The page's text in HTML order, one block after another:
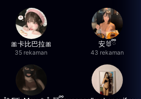
🎀卡比巴拉🎀
35 rekaman
安🐰ྀི
43 rekaman